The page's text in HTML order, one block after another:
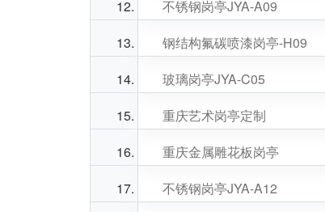
不锈钢岗亭JYA-A09
钢结构氟碳喷漆岗亭-H09
玻璃岗亭JYA-C05
重庆艺术岗亭定制
重庆金属雕花板岗亭
不锈钢岗亭JYA-A12